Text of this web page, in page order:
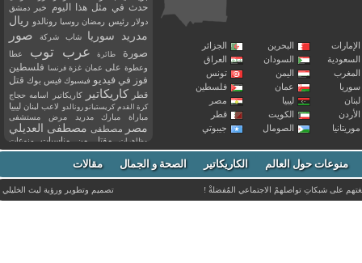
البحرين
الجزائر
السودان
العراق
اليمن
تونس
عمان
فلسطين
ليبيا
مصر
الكويت
قطر
الصومال جيبوتي
حدث في مثل هذا اليوم خبر دمشق
دولار رئيس رمضان روسيا رونالدو ريال
مدريد
سوريا شاب شركة صور
صورة طائرة عرب توب
عطا
وعطوة على عمان غزة فرنسا فلسطين
فوز في فيديو فيسبوك فيس بوك قتل
قطر كاريكاتير كاريكاتير اسامه حجاج
كرة القدم كريستيانو رونالدو لاعب لبنان ليبيا
مباراة مبارك مدريد مرض مستشفى
مصر مصطفى مصطفى العديلي
مظاهرات مقتل من مناسبات
منوعات
مواليد
موت ميسي ميلان نادي نشر
وفاة وفيات يوتيوب منوعات حول العالم الكاريكاتير الصحة و الجمال مقالات
على شبكاتِ تواصلهمْ الاجتماعي المُفضلةْ ! تصميم وتطوير ورؤيةليث الخليلي